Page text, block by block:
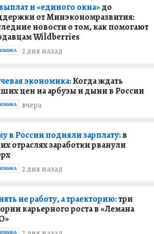
и «единого окна»до
от Минэкономразвития:
новости о том, как помогают
Wildberries
2 дня назад
экономика:Когда ждать
цен на арбузы и дыни в России
вчера
в России подняли зарплату:в
отраслях заработки рванули
2 дня назад
не работу, а траекторию:три
карьерного роста в «Лемана